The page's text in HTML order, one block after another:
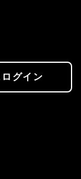
グイン